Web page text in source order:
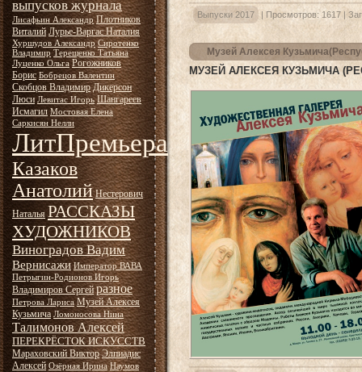
выпусков журнала
Лисафьин Александр Плотников
Виталий Лурье-Варгас Наталия
Хуршудов Александр Сиротенко
Владимир Терещенко Татьяна
Луценко Ольга Рогожников
Борис Бобрецов Валентин
Скобцов Владимир Дикерсон
Люси Левитас Игорь Шангареев
Исмагил Мостовая Елена
Саркисян Нелли
ЛитПремьера
Казаков
Анатолий Нестерович
Наталья РАССКАЗЫ
ХУДОЖНИКОВ
Виноградов Вадим
Вернисажи Император ВАВА
Петрыгин-Родионов Игорь
Владимиров Сергей разное
Петрова Лариса Музей Алексея
Кузьмича Ломоносова Нина
Талимонов Алексей
ПЕРЕКРЁСТОК ИСКУССТВ
Мараховский Виктор Элпиадис
Алексей Озёрная Ирина Наумов
Выпуски 2017 | Просмотров: 1617 |
Музей Алексея
МУЗЕЙ АЛЕКСЕЯ КУЗЬМИЧА